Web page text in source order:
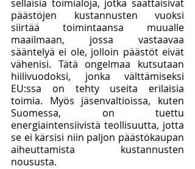
sellaisia toimialoja, jotka saattaisivat
päästöjen kustannusten vuoksi
siirtää toimintaansa muualle
maailmaan, jossa vastaavaa
sääntelyä ei ole, jolloin päästöt eivät
vähenisi. Tätä ongelmaa kutsutaan
hiilivuodoksi, jonka välttämiseksi
EU:ssa on tehty useita erilaisia
toimia. Myös jäsenvaltioissa, kuten
Suomessa, on tuettu
energiaintensiivistä teollisuutta, jotta
se ei kärsisi niin paljon päästökaupan
aiheuttamista kustannusten
noususta.